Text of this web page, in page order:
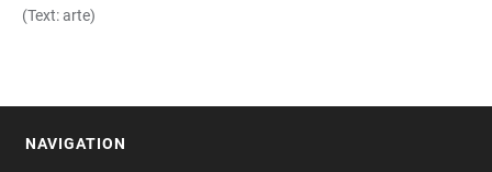
(Text: arte)
NAVIGATION